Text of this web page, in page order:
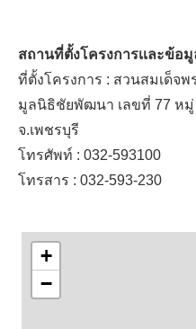
สถานที่ตั้งโครงการเเละข้อ
ที่ตั้งโครงการ : สวนสมเด็จ
มูลนิธิชัยพัฒนา เลขที่ 77 หมู่
จ.เพชรบุรี
โทรศัพท์ : 032-593100
โทรสาร : 032-593-230
+
−